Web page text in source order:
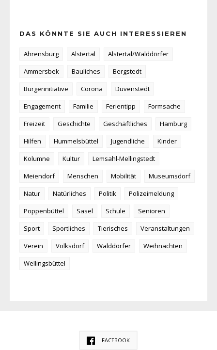
DAS KÖNNTE SIE AUCH INTERESSIEREN
Ahrensburg Alstertal
Alstertal/Walddörfer
Ammersbek
Bauliches
Bergstedt
Bürgerinitiative
Corona
Duvenstedt
Engagement
Familie Ferientipp
Formsache
Freizeit
Geschichte Geschäftliches
Hamburg
Hilfen
Hummelsbüttel Jugendliche
Kinder
Kolumne
Kultur
Lemsahl-Mellingstedt
Meiendorf
Menschen Mobilität
Museumsdorf
Natur
Natürliches Politik
Polizeimeldung
Poppenbüttel
Sasel Schule
Senioren
Sport
Sportliches Tierisches
Veranstaltungen
Verein
Volksdorf Walddörfer
Weihnachten
Wellingsbüttel
FACEBOOK